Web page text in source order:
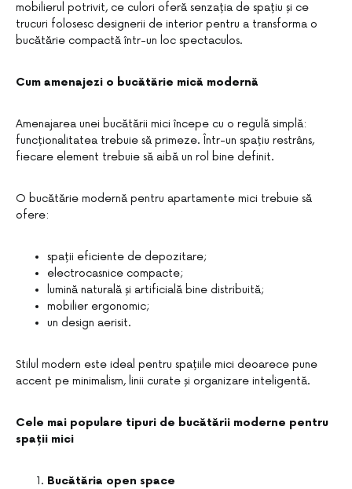
mobilierul potrivit, ce culori oferă senzația de spațiu și ce
trucuri folosesc designerii de interior pentru a transforma o
bucătărie compactă într-un loc spectaculos.
Cum amenajezi o bucătărie mică modernă
Amenajarea unei bucătării mici începe cu o regulă simplă:
funcționalitatea trebuie să primeze. Într-un spațiu restrâns,
fiecare element trebuie să aibă un rol bine definit.
O bucătărie modernă pentru apartamente mici trebuie să
ofere:
spații eficiente de depozitare;
electrocasnice compacte;
lumină naturală și artificială bine distribuită;
mobilier ergonomic;
un design aerisit.
Stilul modern este ideal pentru spațiile mici deoarece pune
accent pe minimalism, linii curate și organizare inteligentă.
Cele mai populare tipuri de bucătării moderne pentru
spații mici
Bucătăria open space